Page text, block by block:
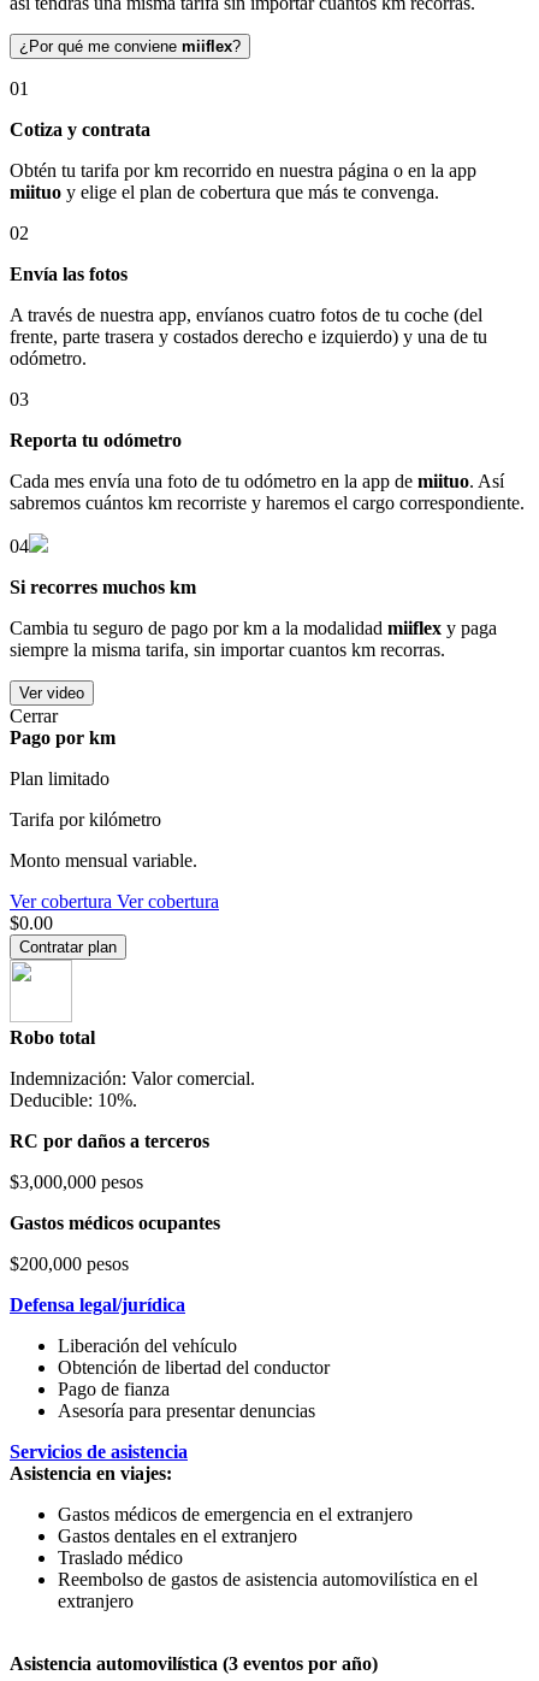
¿Por qué me conviene miiflex?
01
Cotiza y contrata
Obtén tu tarifa por km recorrido en nuestra página o en la app
miituo y elige el plan de cobertura que más te convenga.
02
Envía las fotos
A través de nuestra app, envíanos cuatro fotos de tu coche (del
frente, parte trasera y costados derecho e izquierdo) y una de tu
odómetro.
03
Reporta tu odómetro
Cada mes envía una foto de tu odómetro en la app de miituo. Así
sabremos cuántos km recorriste y haremos el cargo correspondiente.
04
Si recorres muchos km
Cambia tu seguro de pago por km a la modalidad miiflex y paga
siempre la misma tarifa, sin importar cuantos km recorras.
Ver video
Cerrar
Pago por km
Plan limitado
Tarifa por kilómetro
Monto mensual variable.
Ver cobertura Ver cobertura
$0.00
Contratar plan
Robo total
Indemnización: Valor comercial.
Deducible: 10%.
RC por daños a terceros
$3,000,000 pesos
Gastos médicos ocupantes
$200,000 pesos
Defensa legal/jurídica
Liberación del vehículo
Obtención de libertad del conductor
Pago de fianza
Asesoría para presentar denuncias
Servicios de asistencia
Asistencia en viajes:
Gastos médicos de emergencia en el extranjero
Gastos dentales en el extranjero
Traslado médico
Reembolso de gastos de asistencia automovilística en el
extranjero
Asistencia automovilística (3 eventos por año)